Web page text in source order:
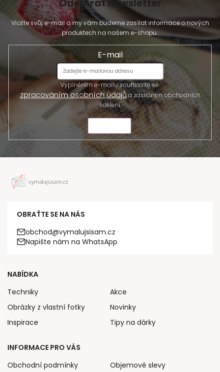
Vložte svůj e-mail a my vám budeme zasílat informace o nových
produktech na našem e-shopu.
E-mail
Vyplněním e-mailu souhlasíte se
zpracováním osobních údajůa zasíláním obchodních
sdělení.
OBRAŤTE SE NA NÁS
obchod@vymalujsisam.cz
Napište nám na WhatsApp
NABÍDKA
Techniky
Obrázky z vlastní fotky
Inspirace
Akce
Novinky
Tipy na dárky
INFORMACE PRO VÁS
Obchodní podmínky
Objemové slevy